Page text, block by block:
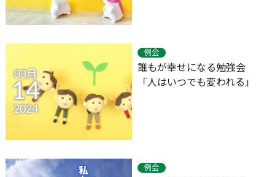
03月
14
2024
例会
誰もが幸せになる勉強会
「人はいつでも変われる」
例会